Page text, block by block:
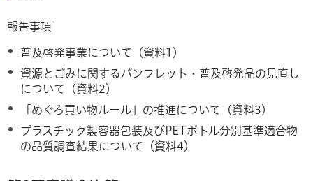
報告事項
普及啓発事業について（資料1）
資源とごみに関するパンフレット・普及啓発品の見直し
について（資料2）
「めぐろ買い物ルール」の推進について（資料3）
プラスチック製容器包装及びPETボトル分別基準適合物
の品質調査結果について（資料4）